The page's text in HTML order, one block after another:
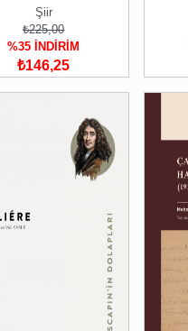
Şiir
₺225,00
%35 İNDİRİM
₺146,25